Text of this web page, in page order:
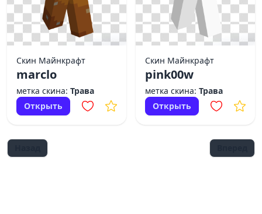
Скин Майнкрафт
marclo
метка скина: Трава
Открыть
Скин Майнкрафт
pink00w
метка скина: Трава
Открыть